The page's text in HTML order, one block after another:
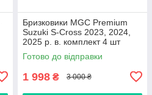
Бризковики MGC Premium
Suzuki S-Cross 2023, 2024,
2025 р. в. комплект 4 шт
Готово до відправки
1 998 ₴ 3 000 ₴